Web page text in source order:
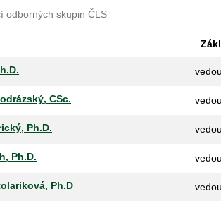
odborných skupin ČLS
CSc.
Ph.D.
Ph.D.
Ph.D